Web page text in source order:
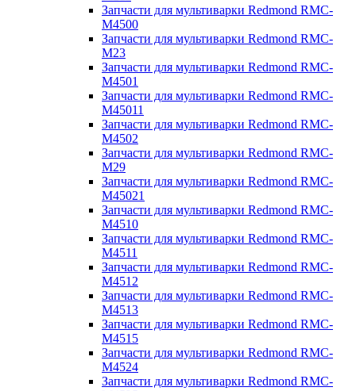
Запчасти для мультиварки Redmond RMC-
M4500
Запчасти для мультиварки Redmond RMC-
M23
Запчасти для мультиварки Redmond RMC-
M4501
Запчасти для мультиварки Redmond RMC-
M45011
Запчасти для мультиварки Redmond RMC-
M4502
Запчасти для мультиварки Redmond RMC-
M29
Запчасти для мультиварки Redmond RMC-
M45021
Запчасти для мультиварки Redmond RMC-
M4510
Запчасти для мультиварки Redmond RMC-
M4511
Запчасти для мультиварки Redmond RMC-
M4512
Запчасти для мультиварки Redmond RMC-
M4513
Запчасти для мультиварки Redmond RMC-
M4515
Запчасти для мультиварки Redmond RMC-
M4524
Запчасти для мультиварки Redmond RMC-